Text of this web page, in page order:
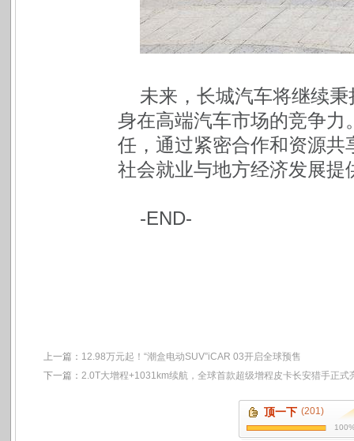
未来，长城汽车将继续
身在高端汽车市场的竞争
任，通过紧密合作和资源
社会就业与地方经济发展提
-END-
上一篇： 12.98万元起！“潮盒电动SUV”iCAR 03开启全球预售
下一篇： 2.0T大增程+1031km续航，全球首款超级增程皮卡长安猎手正式
顶一下 (201)